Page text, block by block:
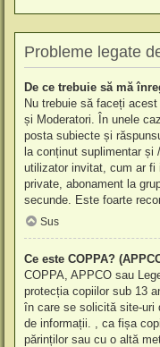
Probleme legate
De ce trebuie să mă
Nu trebuie să faceți
și Moderatori. În unele
posta subiecte și
la conținut suplimentar
utilizator invitat, cum ar fi
private, abonament la
secunde. Este foarte
Sus
Ce este COPPA?
COPPA, APPCO sau
protecția copiilor sub 13
în care se solicită site-uri
de informații. , ca fișa
părinților sau cu o altă